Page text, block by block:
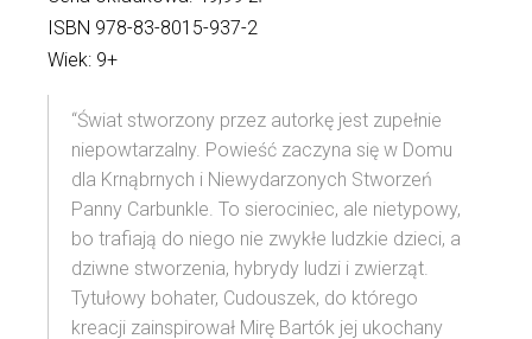
ISBN 978-83-8015-937-2
Wiek: 9+
“Świat stworzony przez autorkę jest zupełnie
niepowtarzalny. Powieść zaczyna się w Domu
dla Krnąbrnych i Niewydarzonych Stworzeń
Panny Carbunkle. To sierociniec, ale nietypowy,
bo trafiają do niego nie zwykłe ludzkie dzieci, a
dziwne stworzenia, hybrydy ludzi i zwierząt.
Tytułowy bohater, Cudouszek, do którego
kreacji zainspirował Mirę Bartók jej ukochany